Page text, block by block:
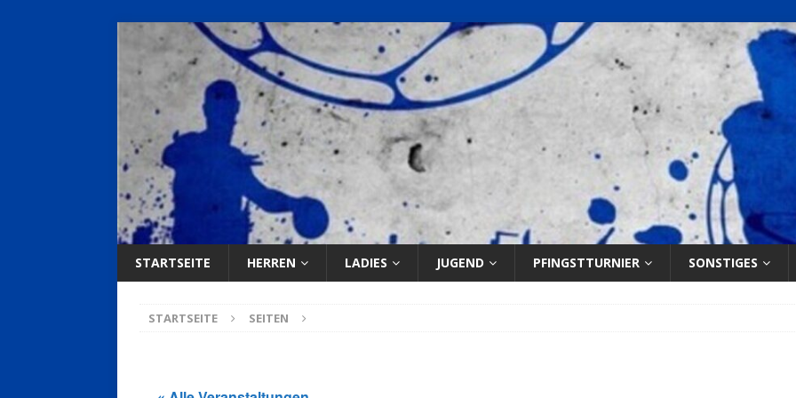
STARTSEITE HERREN LADIES JUGEND PFINGSTTURNIER SONSTIGES
STARTSEITE SEITEN